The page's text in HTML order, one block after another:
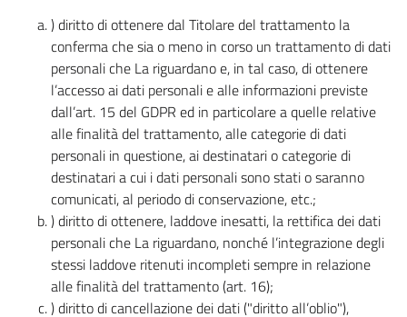
) diritto di ottenere dal Titolare del trattamento la
conferma che sia o meno in corso un trattamento di dati
personali che La riguardano e, in tal caso, di ottenere
l’accesso ai dati personali e alle informazioni previste
dall’art. 15 del GDPR ed in particolare a quelle relative
alle finalità del trattamento, alle categorie di dati
personali in questione, ai destinatari o categorie di
destinatari a cui i dati personali sono stati o saranno
comunicati, al periodo di conservazione, etc.;
) diritto di ottenere, laddove inesatti, la rettifica dei dati
personali che La riguardano, nonché l’integrazione degli
stessi laddove ritenuti incompleti sempre in relazione
alle finalità del trattamento (art. 16);
) diritto di cancellazione dei dati ("diritto all’oblio"),